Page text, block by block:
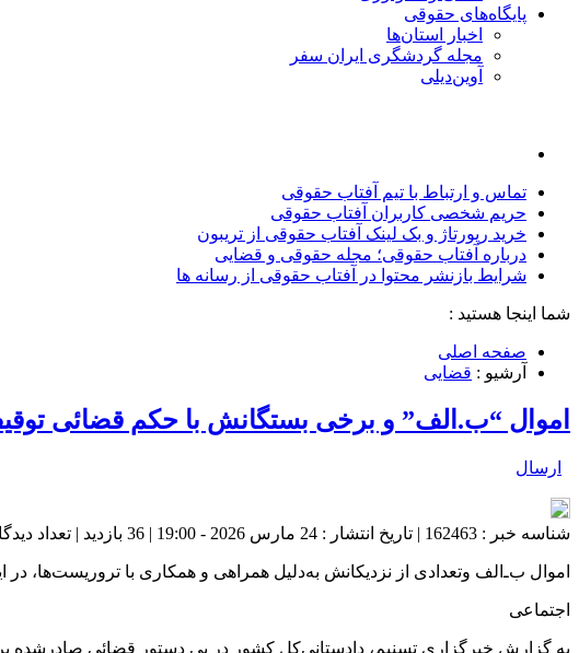
پایگاه‌های حقوقی
اخبار استان‌ها
مجله گردشگری ایران سفر
آوین‌دیلی
تماس و ارتباط با تیم آفتاب حقوقی
حریم شخصی کاربران آفتاب حقوقی
خرید رپورتاژ و بک لینک آفتاب حقوقی از تریبون
درباره آفتاب حقوقی؛ مجله حقوقی و قضایی
شرایط بازنشر محتوا در آفتاب حقوقی از رسانه ها
شما اینجا هستید :
صفحه اصلی
آرشیو : قضایی
اموال “ب.الف” و برخی بستگانش با حکم قضائی
ارسال
شناسه خبر : 162463 | تاریخ انتشار : 24 مارس 2026 - 19:00 | 36 بازدید | تعداد دیدگاه :
اموال ب‌ـ‌الف وتعدادی از نزدیکانش به‌دلیل همراهی و همکاری با تروریست‌ها،
اجتماعی
به گزارش خبرگزاری تسنیم، دادستانی‌کل کشور در پی دستور قضائی صادرشده